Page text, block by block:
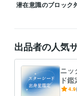
WordPress:6年弥生
定
エーテルコードカ
悩み相談・カウンセ
ンレイ・ソウルメイト
語学力
英語 日常会話レベル
潜在意識のブロック
出品者の人気
ニッ
ド
あ4.9